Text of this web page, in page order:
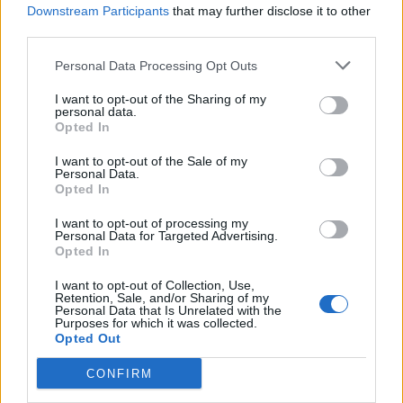
Downstream Participants that may further disclose it to other
Personal Data Processing Opt Outs
I want to opt-out of the Sharing of my
personal data.
Opted In
I want to opt-out of the Sale of my
Personal Data.
Opted In
I want to opt-out of processing my
Personal Data for Targeted Advertising.
Opted In
I want to opt-out of Collection, Use,
Retention, Sale, and/or Sharing of my
Personal Data that Is Unrelated with the
Purposes for which it was collected.
Opted Out
CONFIRM
Στη Μεσσηνία το πρώτο Αστροπάρκο στην
Ελλάδα
06/08/2026 13:41